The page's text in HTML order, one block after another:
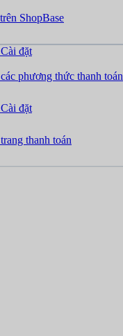
ShopBase
đặt
phương thức thanh toán
đặt
thanh toán